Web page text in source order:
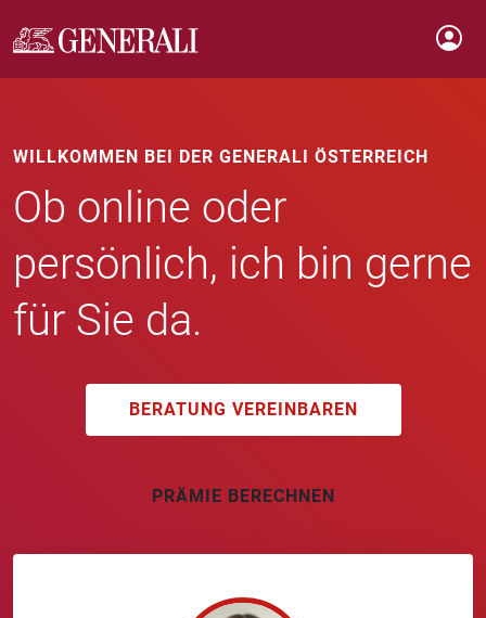
WILLKOMMEN BEI DER GENERALI ÖSTERREICH
Ob online oder
persönlich, ich bin gerne
für Sie da.
BERATUNG VEREINBAREN
PRÄMIE BERECHNEN